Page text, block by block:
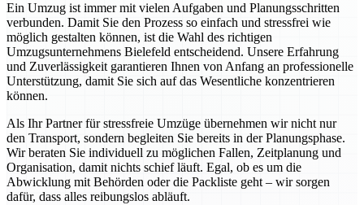
Ein Umzug ist immer mit vielen Aufgaben und Planungsschritten
verbunden. Damit Sie den Prozess so einfach und stressfrei wie
möglich gestalten können, ist die Wahl des richtigen
Umzugsunternehmens Bielefeld entscheidend. Unsere Erfahrung
und Zuverlässigkeit garantieren Ihnen von Anfang an professionelle
Unterstützung, damit Sie sich auf das Wesentliche konzentrieren
können.
Als Ihr Partner für stressfreie Umzüge übernehmen wir nicht nur
den Transport, sondern begleiten Sie bereits in der Planungsphase.
Wir beraten Sie individuell zu möglichen Fallen, Zeitplanung und
Organisation, damit nichts schief läuft. Egal, ob es um die
Abwicklung mit Behörden oder die Packliste geht – wir sorgen
dafür, dass alles reibungslos abläuft.